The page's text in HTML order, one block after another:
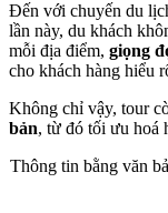
Đến với chuyến du
lần này, du khách
mỗi địa điểm, giọng
cho khách hàng hiểu
Không chỉ vậy, tour
bản, từ đó tối ưu hoá
Thông tin bằng văn